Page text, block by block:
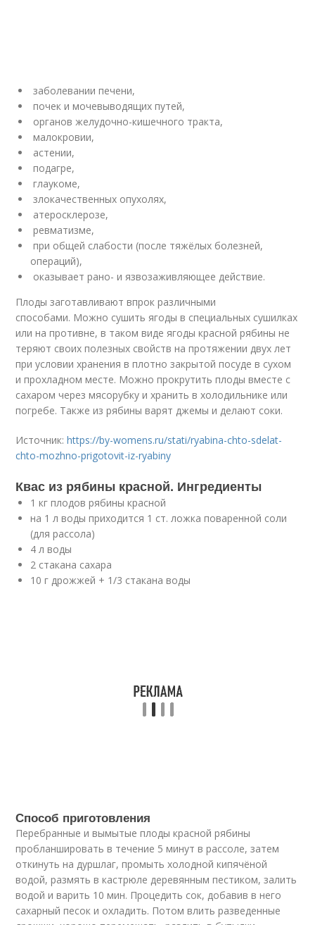
заболевании печени,
почек и мочевыводящих путей,
органов желудочно-кишечного тракта,
малокровии,
астении,
подагре,
глаукоме,
злокачественных опухолях,
атеросклерозе,
ревматизме,
при общей слабости (после тяжёлых болезней,
операций),
оказывает рано- и язвозаживляющее действие.
Плоды заготавливают впрок различными
способами. Можно сушить ягоды в специальных сушилках
или на противне, в таком виде ягоды красной рябины не
теряют своих полезных свойств на протяжении двух лет
при условии хранения в плотно закрытой посуде в сухом
и прохладном месте. Можно прокрутить плоды вместе с
сахаром через мясорубку и хранить в холодильнике или
погребе. Также из рябины варят джемы и делают соки.
Источник:https://by-womens.ru/stati/ryabina-chto-sdelat-
chto-mozhno-prigotovit-iz-ryabiny
Квас из рябины красной. Ингредиенты
1 кг плодов рябины красной
на 1 л воды приходится 1 ст. ложка поваренной соли
(для рассола)
4 л воды
2 стакана сахара
10 г дрожжей + 1/3 стакана воды
Способ приготовления
Перебранные и вымытые плоды красной рябины
пробланшировать в течение 5 минут в рассоле, затем
откинуть на дуршлаг, промыть холодной кипячёной
водой, размять в кастрюле деревянным пестиком, залить
водой и варить 10 мин. Процедить сок, добавив в него
сахарный песок и охладить. Потом влить разведенные